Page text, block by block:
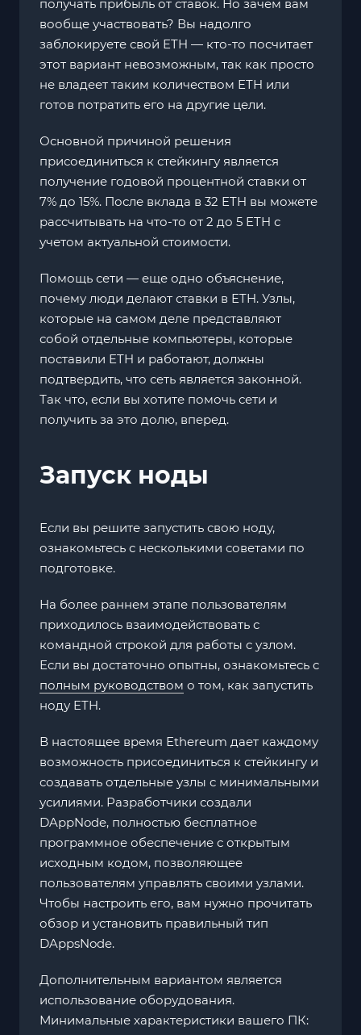
получать прибыль от ставок. Но зачем вам
вообще участвовать? Вы надолго
заблокируете свой ETH — кто-то посчитает
этот вариант невозможным, так как просто
не владеет таким количеством ETH или
готов потратить его на другие цели.
Основной причиной решения
присоединиться к стейкингу является
получение годовой процентной ставки от
7% до 15%. После вклада в 32 ETH вы можете
рассчитывать на что-то от 2 до 5 ETH с
учетом актуальной стоимости.
Помощь сети — еще одно объяснение,
почему люди делают ставки в ETH. Узлы,
которые на самом деле представляют
собой отдельные компьютеры, которые
поставили ETH и работают, должны
подтвердить, что сеть является законной.
Так что, если вы хотите помочь сети и
получить за это долю, вперед.
Запуск ноды
Если вы решите запустить свою ноду,
ознакомьтесь с несколькими советами по
подготовке.
На более раннем этапе пользователям
приходилось взаимодействовать с
командной строкой для работы с узлом.
Если вы достаточно опытны, ознакомьтесь с
полным руководством о том, как запустить
ноду ETH.
В настоящее время Ethereum дает каждому
возможность присоединиться к стейкингу и
создавать отдельные узлы с минимальными
усилиями. Разработчики создали
DAppNode, полностью бесплатное
программное обеспечение с открытым
исходным кодом, позволяющее
пользователям управлять своими узлами.
Чтобы настроить его, вам нужно прочитать
обзор и установить правильный тип
DAppsNode.
Дополнительным вариантом является
использование оборудования.
Минимальные характеристики вашего ПК: